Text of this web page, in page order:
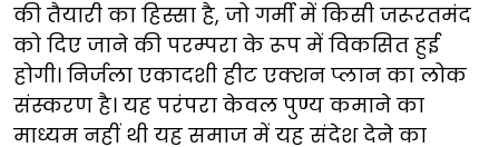
की तैयारी का हिस्सा है, जो गर्मी में किसी जरूरतमंद
को दिए जाने की परम्परा के रूप में विकसित हुई
होगी। निर्जला एकादशी हीट एक्शन प्लान का लोक
संस्करण है। यह परंपरा केवल पुण्य कमाने का
माध्यम नहीं थी यह समाज में यह संदेश देने का